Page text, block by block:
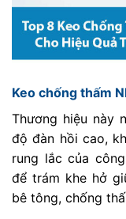
Keo chống thấm
Thương hiệu này
độ đàn hồi cao,
rung lắc của
để trám khe hở
bê tông, chống